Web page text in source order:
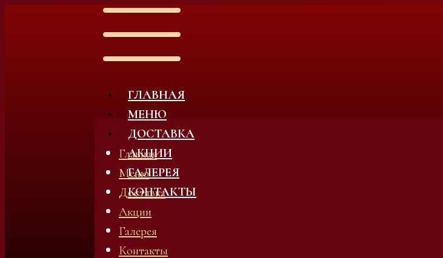
ГЛАВНАЯ
МЕНЮ
ДОСТАВКА
АКЦИИ
ГАЛЕРЕЯ
КОНТАКТЫ
Главная
Меню
Доставка
Акции
Галерея
Контакты